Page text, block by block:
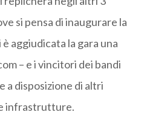
si pensa di inaugurare la
aggiudicata la gara una
– e i vincitori dei bandi
a disposizione di altri
infrastrutture.